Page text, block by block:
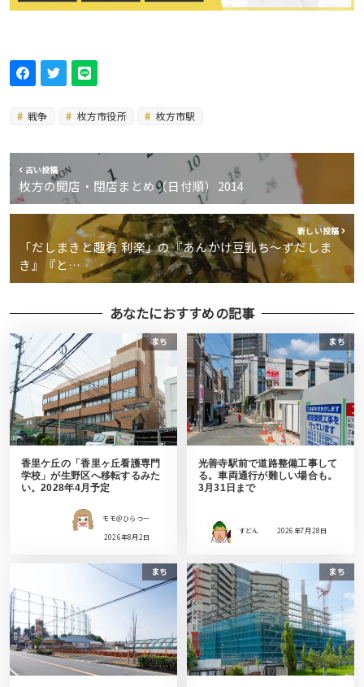
戦争 枚方市役所 枚方市駅
古い投稿
枚方の開店・閉店まとめ（日付順）2014
新しい投稿
「だしまきと趣肴 利楽」の『あんかけ豆乳ち〜ずだしま
き』『と…
あなたにおすすめの記事
まち
香里ケ丘の「香里ヶ丘看護専門
学校」が生野区へ移転するみた
い。2028年4月予定
モモ＠ひらつー
2026年8月2日
まち
光善寺駅前で道路整備工事して
る。車両通行が難しい場合も。
3月31日まで
すどん 2026年7月28日
まち まち